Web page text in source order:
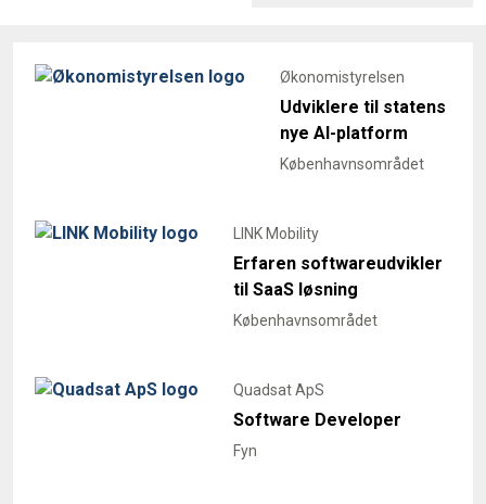
Økonomistyrelsen
Udviklere til statens
nye AI-platform
Københavnsområdet
LINK Mobility
Erfaren softwareudvikler
til SaaS løsning
Københavnsområdet
Quadsat ApS
Software Developer
Fyn